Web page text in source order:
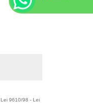
Lei 9610/98 - Lei